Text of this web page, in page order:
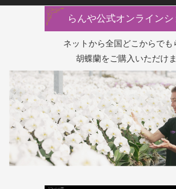
らんや公式オンライン
ネットから全国どこからでも
胡蝶蘭をご購入いただけま